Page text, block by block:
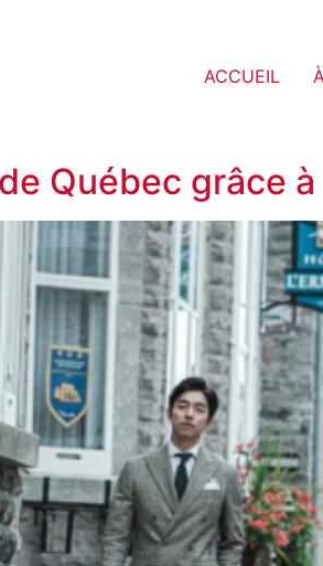
ACCUEIL
Québec grâce